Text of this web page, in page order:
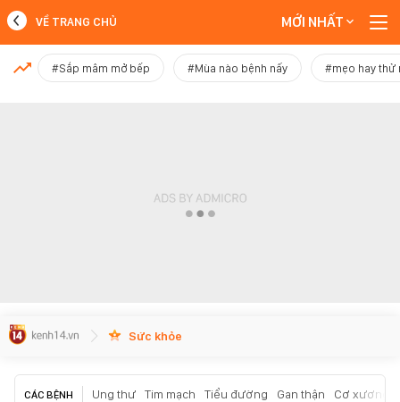
MỚI NHẤT
VỀ TRANG CHỦ MỚI NHẤT
#Sắp mâm mở bếp #Mùa nào bệnh nấy #mẹo hay thử
Sức khỏe
CÁC BỆNH Ung thư Tim mạch Tiểu đường Gan thận Cơ xương